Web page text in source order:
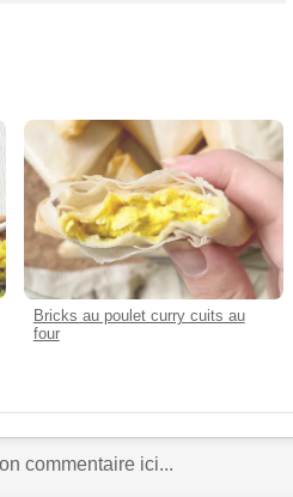
Bricks au poulet curry cuits au
four